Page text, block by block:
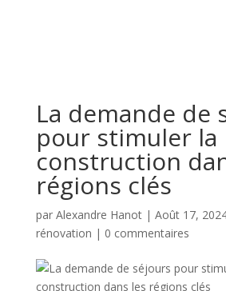
La demande de
pour stimuler la
construction
régions clés
par Alexandre Hanot| Août 17,
rénovation | 0 commentaires